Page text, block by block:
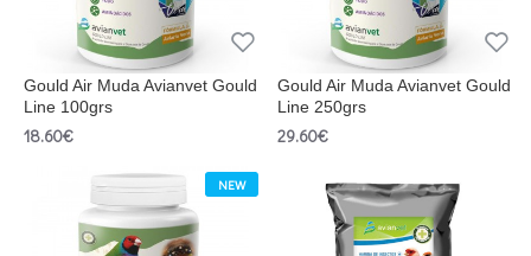
Gould Air Muda Avianvet Gould
Line 100grs
18.60€
Gould Air Muda Avianvet Gould
Line 250grs
29.60€
NEW